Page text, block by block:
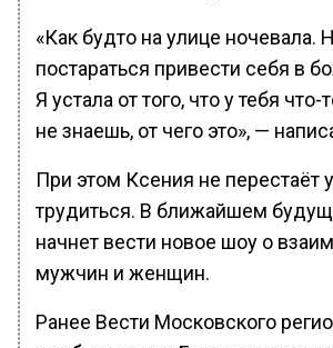
«Как будто на улице ночевала.
постараться привести себя в
Я устала от того, что у тебя что-
не знаешь, от чего это», —
При этом Ксения не перестаёт
трудиться. В ближайшем
начнет вести новое шоу о
мужчин и женщин.
Ранее Вести Московского